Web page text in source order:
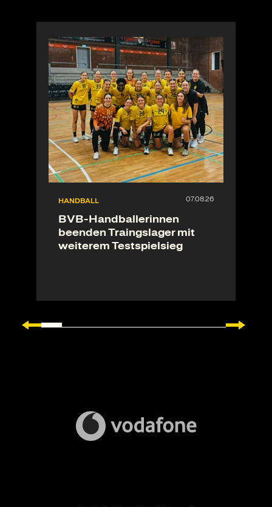
HANDBALL
BVB-Handballerinnen
beenden Traingslager mit
weiterem Testspielsieg